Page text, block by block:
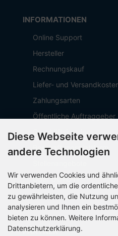
INFORMATIONEN
Online Support
Hersteller
Rechnungskauf
Liefer- und
Zahlungsarten
Öffentliche Auftraggeber
Geschäftskunden
Beschaffungsplattform
Über OCTO IT
Sitemap
PARTNER
Diese Webseite
andere Technologien
Wir verwenden Cookies und
Drittanbietern, um die
zu gewährleisten, die Nutzung
analysieren und Ihnen ein
bieten zu können. Weitere
Datenschutzerklärung.